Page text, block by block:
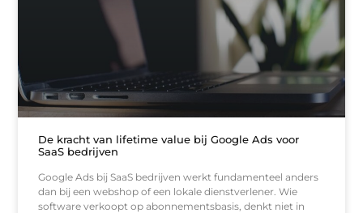
De kracht van lifetime value bij Google Ads voor
SaaS bedrijven
Google Ads bij SaaS bedrijven werkt fundamenteel anders
dan bij een webshop of een lokale dienstverlener. Wie
software verkoopt op abonnementsbasis, denkt niet in